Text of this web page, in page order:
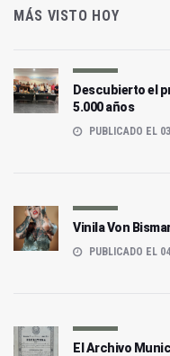
MÁS VISTO HOY
Descubierto el
5.000 años
PUBLICADO EL
Vinila Von
PUBLICADO EL
El Archivo